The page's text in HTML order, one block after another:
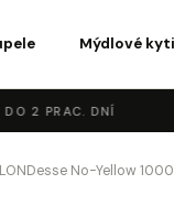
Mýdlové
2 PRAC. DNÍ
No-Yellow